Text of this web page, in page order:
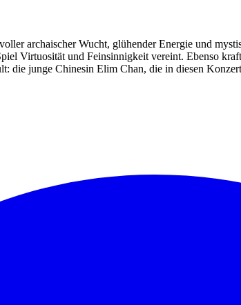
archaischer Wucht, glühender Energie und
Virtuosität und Feinsinnigkeit vereint. Ebenso
die junge Chinesin Elim Chan, die in diesen